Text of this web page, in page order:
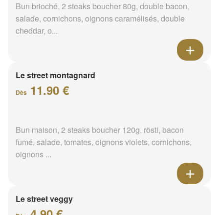
Bun brioché, 2 steaks boucher 80g, double bacon,
salade, cornichons, oignons caramélisés, double
cheddar, o...
Le street montagnard
Dès 11.90 €
Bun maison, 2 steaks boucher 120g, rösti, bacon
fumé, salade, tomates, oignons violets, cornichons,
oignons ...
Le street veggy